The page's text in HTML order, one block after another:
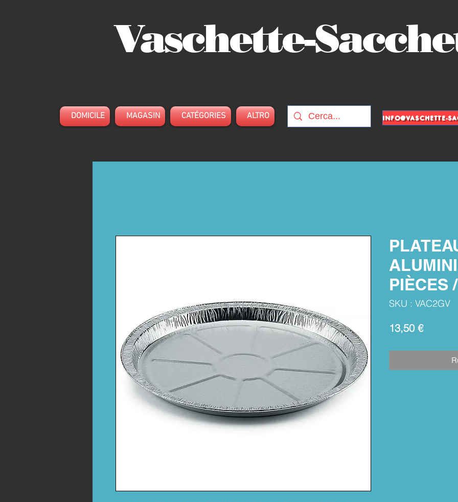
Vaschette-
DOMICILE MAGASIN CATÉGORIES ALTRO
PIÈCES
SKU : VAC2GV
13,50 €Prix